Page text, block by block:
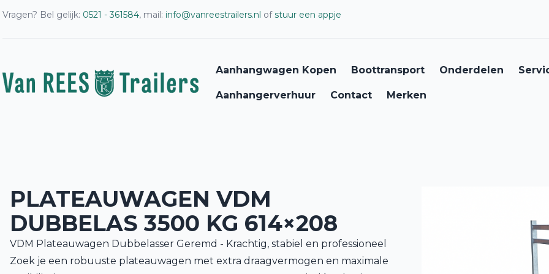
Vragen? Bel gelijk: 0521 - 361584, mail: info@vanreestrailers.nl ofstuur een appje
Aanhangwagen Kopen Boottransport Onderdelen
Aanhangerverhuur Contact Merken
PLATEAUWAGEN VDM
DUBBELAS 3500 KG 614×208
VDM Plateauwagen Dubbelasser Geremd - Krachtig, stabiel en professioneel
Zoek je een robuuste plateauwagen met extra draagvermogen en maximale